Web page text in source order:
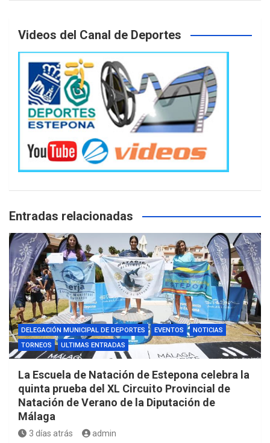
Videos del Canal de Deportes
Entradas relacionadas
DELEGACIÓN MUNICIPAL DE DEPORTES EVENTOS
NOTICIAS
TORNEOS
ULTIMAS ENTRADAS
La Escuela de Natación de Estepona celebra la
quinta prueba del XL Circuito Provincial de
Natación de Verano de la Diputación de
Málaga
3 días atrás admin